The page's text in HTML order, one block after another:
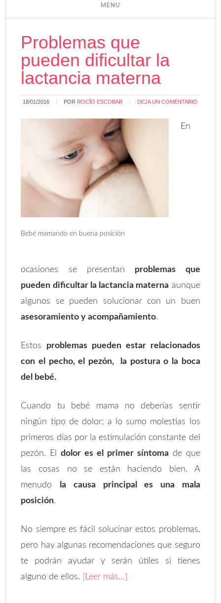
Problemas que
pueden dificultar la
lactancia materna
18/01/2016 POR ROCÍO ESCOBAR DEJA UN COMENTARIO
Bebé mamando en buena posición
En
ocasiones se presentan problemas que
pueden dificultar la lactancia materna aunque
algunos se pueden solucionar con un buen
asesoramiento y acompañamiento.
Estos problemas pueden estar relacionados
con el pecho, el pezón, la postura o la boca
del bebé.
Cuando tu bebé mama no deberías sentir
ningún tipo de dolor; a lo sumo molestias los
primeros días por la estimulación constante del
pezón. Eldolor es el primer síntomade que
las cosas no se están haciendo bien. A
menudo
la causa principal es una mala
posición.
No siempre es fácil solucinar estos problemas,
pero hay algunas recomendaciones que seguro
te podrán ayudar y serán útiles si tienes
alguno de ellos.
[Leer más…]